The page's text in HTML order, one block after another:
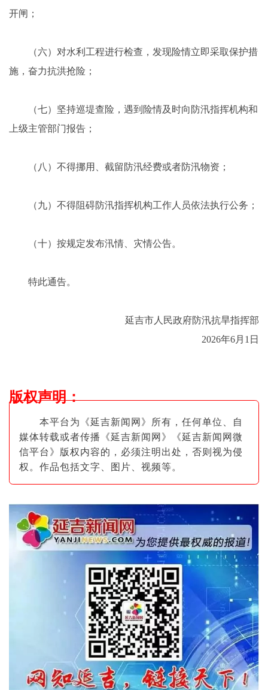
开闸；
（六）对水利工程进行检查，发现险情立即采取保护措
施，奋力抗洪抢险；
（七）坚持巡堤查险，遇到险情及时向防汛指挥机构和
上级主管部门报告；
（八）不得挪用、截留防汛经费或者防汛物资；
（九）不得阻碍防汛指挥机构工作人员依法执行公务；
（十）按规定发布汛情、灾情公告。
特此通告。
延吉市人民政府防汛抗旱指挥部
2026年6月1日
版权声明：
本平台为《延吉新闻网》所有，任何单位、自
媒体转载或者传播《延吉新闻网》《延吉新闻网微
信平台》版权内容的，必须注明出处，否则视为侵
权。作品包括文字、图片 、视频等。